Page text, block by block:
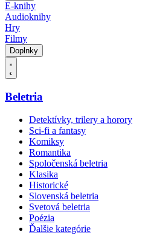
E-knihy
Audioknihy
Hry
Filmy
Doplnky
Beletria
Detektívky, trilery a horory
Sci-fi a fantasy
Komiksy
Romantika
Spoločenská beletria
Klasika
Historické
Slovenská beletria
Svetová beletria
Poézia
Ďalšie kategórie